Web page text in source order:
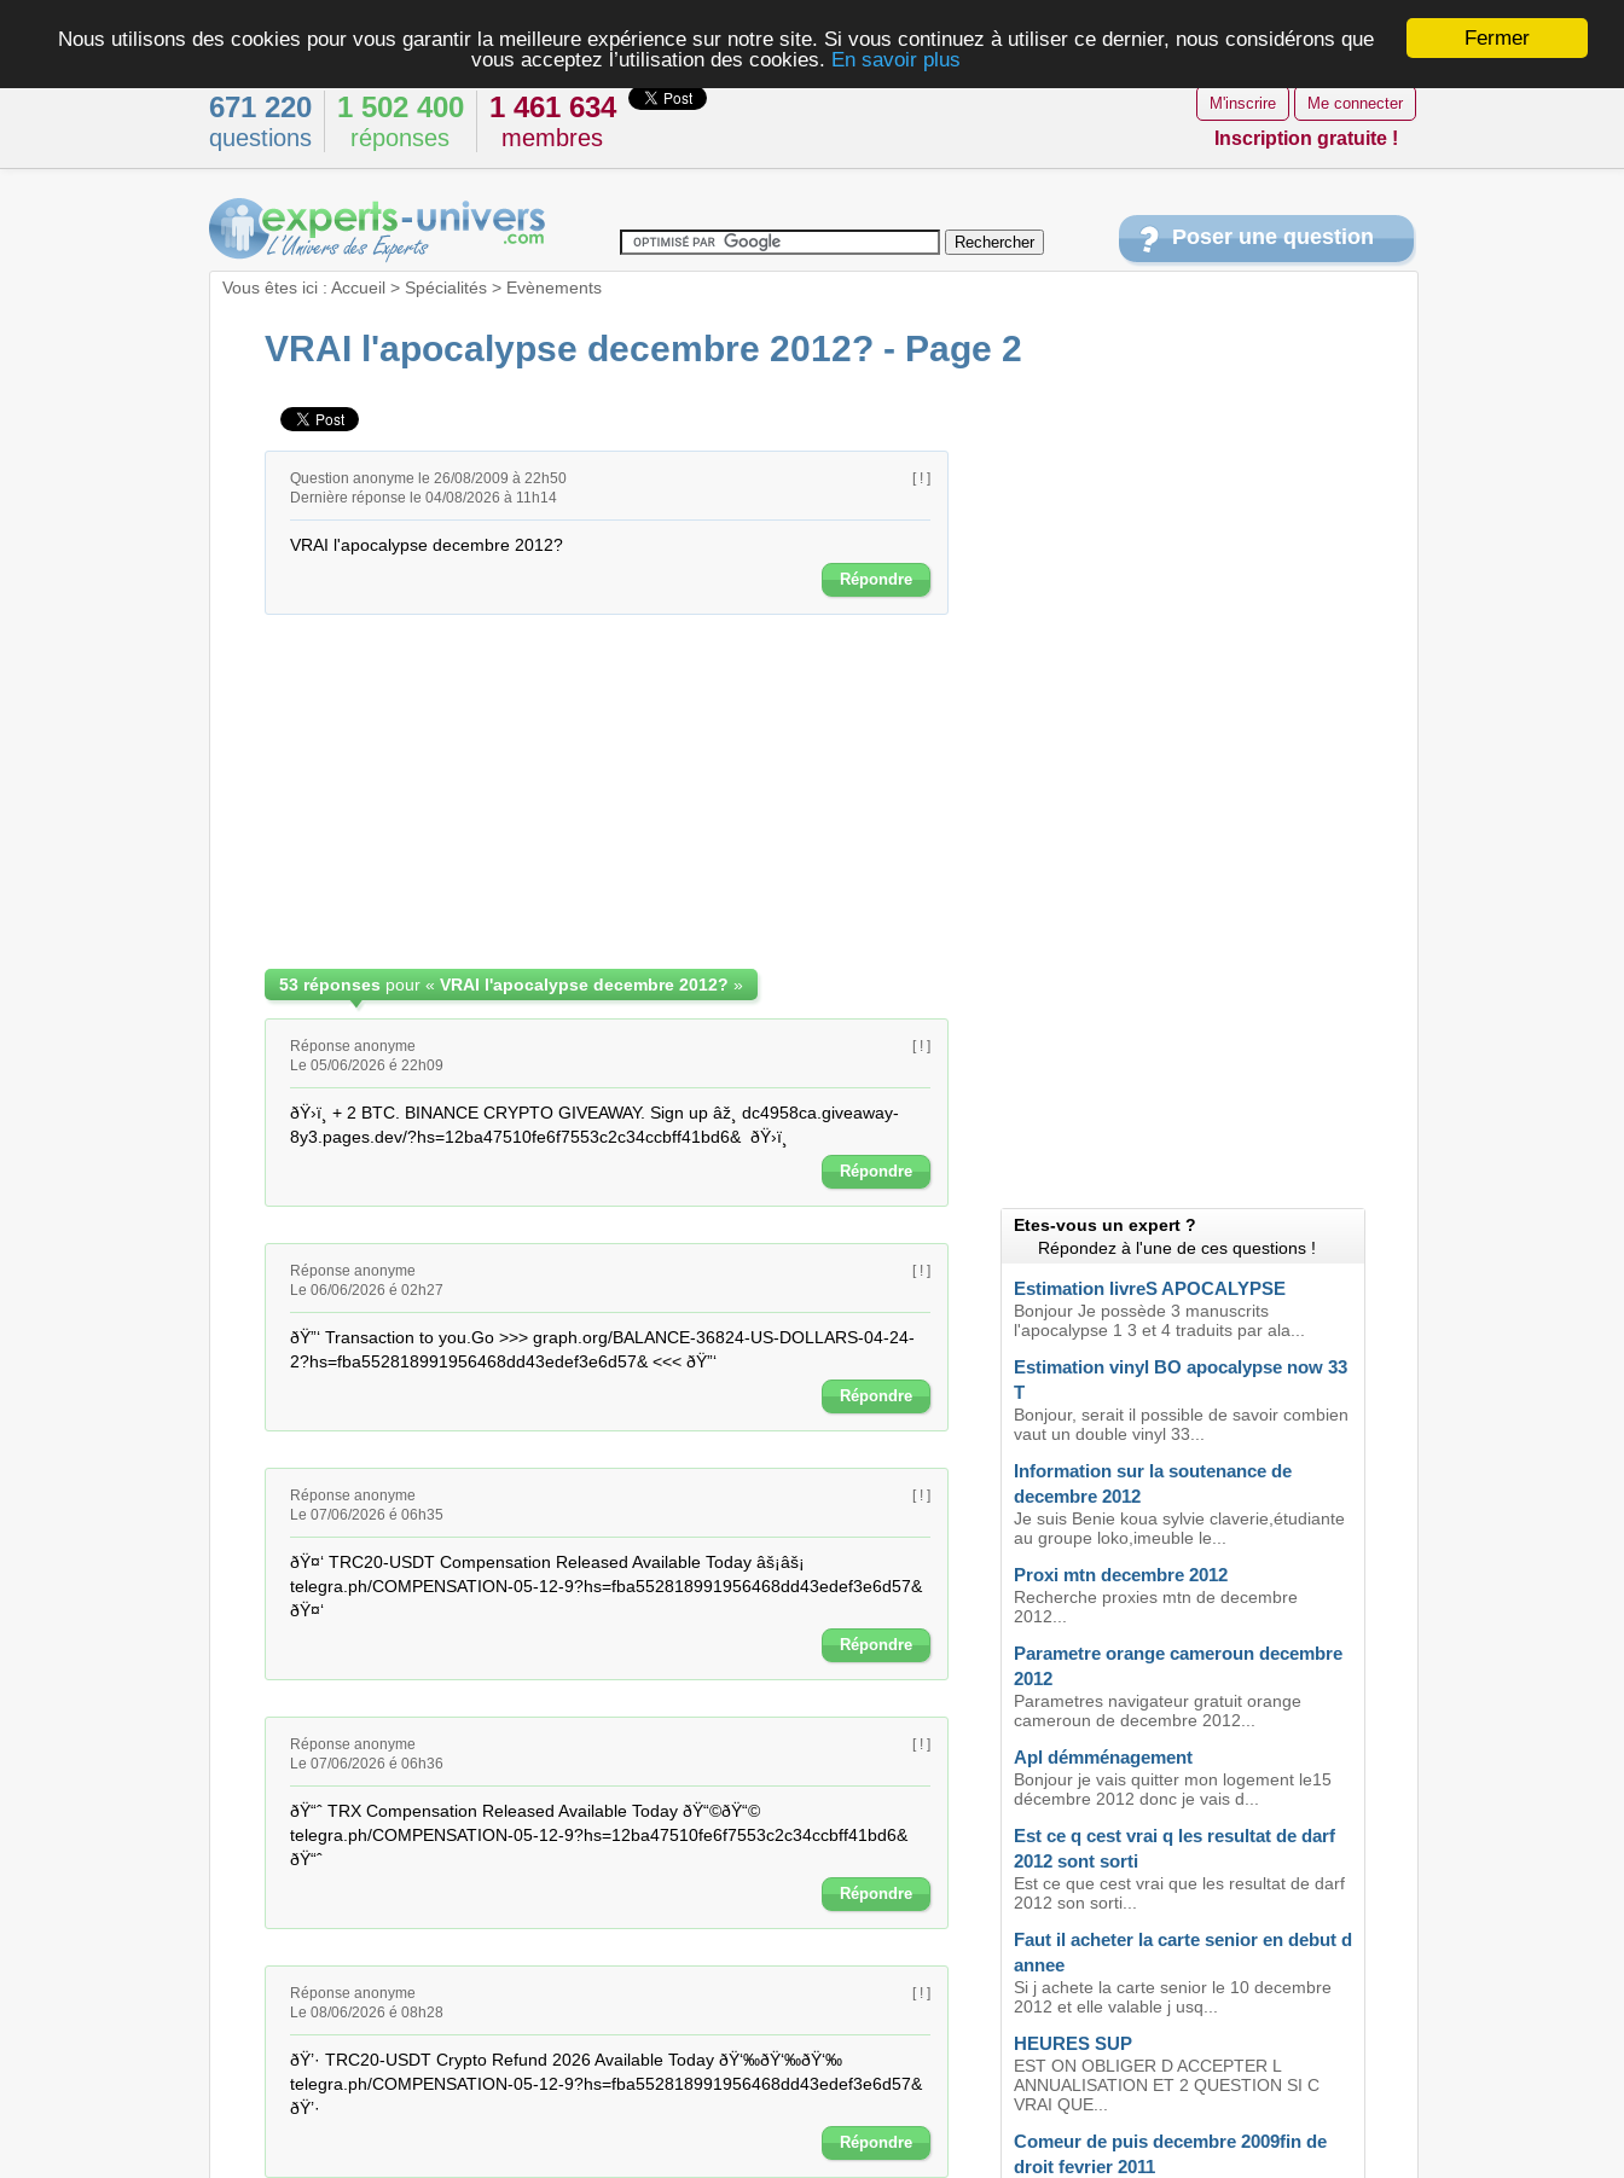
Fermer
Nous utilisons des cookies pour vous garantir la meilleure expérience sur notre site. Si vous continuez à utiliser ce dernier, nous considérons que
vous acceptez l’utilisation des cookies. En savoir plus
671 220
questions
1 502 400
réponses
1 461 634
membres
M'inscrire Me connecter
Inscription gratuite !
Poser une question
Vous êtes ici : Accueil> Spécialités> Evènements
VRAI l'apocalypse decembre 2012? - Page 2
Question anonyme le 26/08/2009 à 22h50
Dernière réponse le 04/08/2026 à 11h14
[ ! ]
VRAI l'apocalypse decembre 2012?
Répondre
53 réponses pour « VRAI l'apocalypse decembre 2012? »
Réponse anonyme
Le 05/06/2026 é 22h09
[ ! ]
ðŸ›ï¸ + 2 BTC. BINANCE CRYPTO GIVEAWAY. Sign up âž¸ dc4958ca.giveaway-
8y3.pages.dev/?hs=12ba47510fe6f7553c2c34ccbff41bd6&  ðŸ›ï¸
Répondre
Réponse anonyme
Le 06/06/2026 é 02h27
[ ! ]
ðŸ”‘ Transaction to you.Go >>> graph.org/BALANCE-36824-US-DOLLARS-04-24-
2?hs=fba552818991956468dd43edef3e6d57& <<< ðŸ”‘
Répondre
Réponse anonyme
Le 07/06/2026 é 06h35
[ ! ]
ðŸ¤‘ TRC20-USDT Compensation Released Available Today âš¡âš¡
telegra.ph/COMPENSATION-05-12-9?hs=fba552818991956468dd43edef3e6d57&
ðŸ¤‘
Répondre
Réponse anonyme
Le 07/06/2026 é 06h36
[ ! ]
ðŸ“ˆ TRX Compensation Released Available Today ðŸ“©ðŸ“©
telegra.ph/COMPENSATION-05-12-9?hs=12ba47510fe6f7553c2c34ccbff41bd6&
ðŸ“ˆ
Répondre
Réponse anonyme
Le 08/06/2026 é 08h28
[ ! ]
ðŸ’· TRC20-USDT Crypto Refund 2026 Available Today ðŸ‘‰ðŸ‘‰ðŸ‘‰
telegra.ph/COMPENSATION-05-12-9?hs=fba552818991956468dd43edef3e6d57&
ðŸ’·
Répondre
Etes-vous un expert ?
Répondez à l'une de ces questions !
Estimation livreS APOCALYPSE
Bonjour Je possède 3 manuscrits
l'apocalypse 1 3 et 4 traduits par ala...
Estimation vinyl BO apocalypse now 33
T
Bonjour, serait il possible de savoir combien
vaut un double vinyl 33...
Information sur la soutenance de
decembre 2012
Je suis Benie koua sylvie claverie,étudiante
au groupe loko,imeuble le...
Proxi mtn decembre 2012
Recherche proxies mtn de decembre
2012...
Parametre orange cameroun decembre
2012
Parametres navigateur gratuit orange
cameroun de decembre 2012...
Apl démménagement
Bonjour je vais quitter mon logement le15
décembre 2012 donc je vais d...
Est ce q cest vrai q les resultat de darf
2012 sont sorti
Est ce que cest vrai que les resultat de darf
2012 son sorti...
Faut il acheter la carte senior en debut d
annee
Si j achete la carte senior le 10 decembre
2012 et elle valable j usq...
HEURES SUP
EST ON OBLIGER D ACCEPTER L
ANNUALISATION ET 2 QUESTION SI C
VRAI QUE...
Comeur de puis decembre 2009fin de
droit fevrier 2011